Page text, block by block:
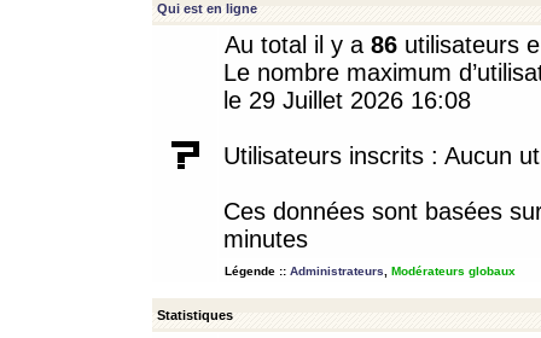
Qui est en ligne
Au total il y a 86 utilisateurs
Le nombre maximum
le 29 Juillet 2026 16:08
Utilisateurs inscrits : Aucun
Ces données sont basées
minutes
Légende :: Administrateurs Modérateurs globaux
Statistiques